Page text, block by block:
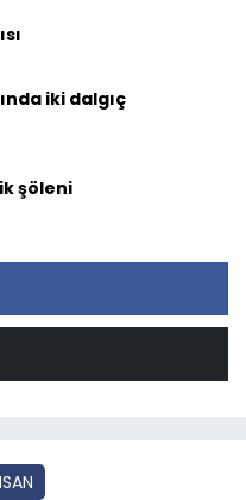
iki dalgıç
şöleni